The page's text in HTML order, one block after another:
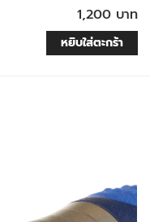
1,200 บาท
หยิบใส่ตะกร้า